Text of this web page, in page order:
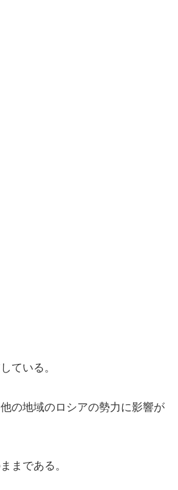
ている。
の地域のロシアの勢力に影響が
まである。